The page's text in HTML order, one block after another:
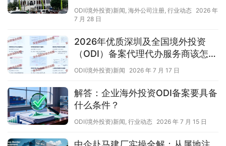
与避坑要点
ODI(境外投资)新闻, 海外公司注册, 行业动态
2026 年
7 月 28 日
2026年优质深圳及全国境外投资
（ODI）备案代理代办服务商该怎么
选
ODI(境外投资)新闻 2026 年 7 月 17 日
解答：企业海外投资ODI备案要具备
什么条件？
ODI(境外投资)新闻, 行业动态 2026 年 7 月 15 日